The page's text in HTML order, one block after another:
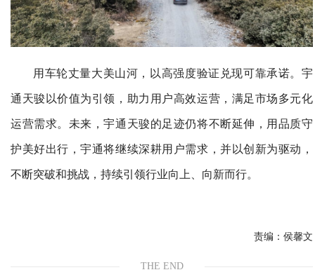
用车轮丈量大美山河，以高强度验证兑现可靠承诺。宇
通天骏以价值为引领，助力用户高效运营，满足市场多元化
运营需求。未来，宇通天骏的足迹仍将不断延伸，用品质守
护美好出行，宇通将继续深耕用户需求，并以创新为驱动，
不断突破和挑战，持续引领行业向上、向新而行。
责编： 侯馨文
THE END